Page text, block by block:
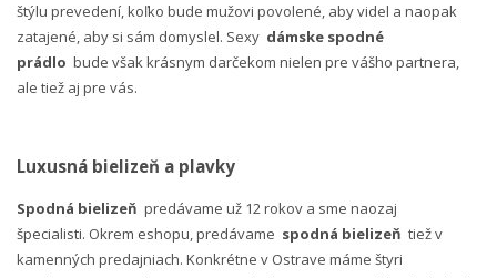
štýlu prevedení, koľko bude mužovi povolené, aby videl a naopak
zatajené, aby si sám domyslel. Sexy dámske spodné
prádlo bude však krásnym darčekom nielen pre vášho partnera,
ale tiež aj pre vás.
Luxusná bielizeň a plavky
Spodná bielizeň predávame už 12 rokov a sme naozaj
špecialisti. Okrem eshopu, predávame spodná bielizeň tiež v
kamenných predajniach. Konkrétne v Ostrave máme štyri